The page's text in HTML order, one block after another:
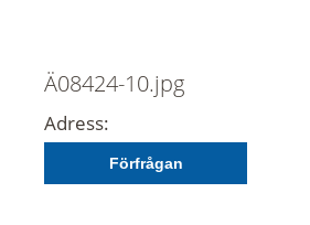
Ä08424-10.jpg
Adress:
Förfrågan